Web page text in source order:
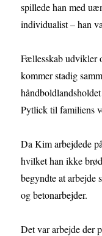
spillede han med
individualist – han
Fællesskab udvikler
kommer stadig
Pytlick til familiens
Da Kim arbejdede
hvilket han ikke
begyndte at arbejde
og betonarbejder.
Det var arbejde der